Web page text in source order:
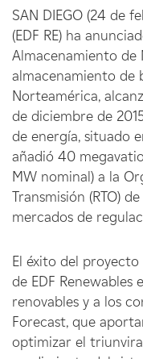
SAN DIEGO (24 de
(EDF RE) ha
Almacenamiento de
almacenamiento de
Norteamérica,
de diciembre de
de energía, situado
añadió 40
MW nominal) a la
Transmisión (RTO)
mercados de
El éxito del
de EDF Renewables
renovables y a los
Forecast, que
optimizar el